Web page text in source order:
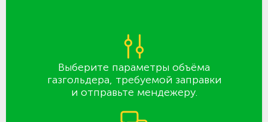
Выберите параметры объёма
газгольдера, требуемой заправки
и отправьте мендежеру.